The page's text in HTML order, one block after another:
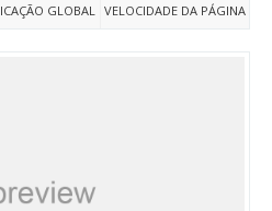
GLOBAL VELOCIDADE DA PÁGINA